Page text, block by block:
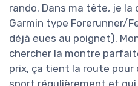
rando. Dans ma tête, je
Garmin type Forerunner/
déjà eues au poignet).
chercher la montre
prix, ça tient la route pour